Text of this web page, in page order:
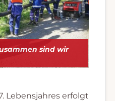
sind wir
Lebensjahres erfolgt